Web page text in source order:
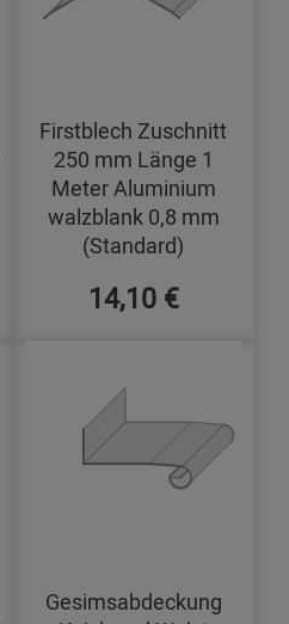
Firstblech Zuschnitt
250 mm Länge 1
Meter Aluminium
walzblank 0,8 mm
(Standard)
14,10 €
Gesimsabdeckung